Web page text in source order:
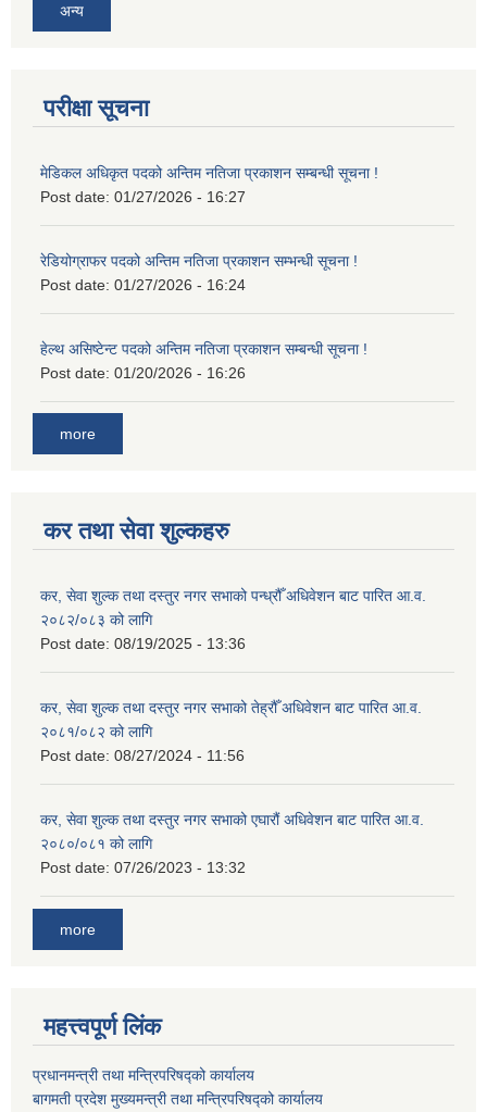
अन्य
परीक्षा सूचना
मेडिकल अधिकृत पदको अन्तिम नतिजा प्रकाशन सम्बन्धी सूचना !
Post date: 01/27/2026 - 16:27
रेडियोग्राफर पदको अन्तिम नतिजा प्रकाशन सम्भन्धी सूचना !
Post date: 01/27/2026 - 16:24
हेल्थ असिष्टेन्ट पदको अन्तिम नतिजा प्रकाशन सम्बन्धी सूचना !
Post date: 01/20/2026 - 16:26
more
कर तथा सेवा शुल्कहरु
कर, सेवा शुल्क तथा दस्तुर नगर सभाको पन्ध्रौँ अधिवेशन बाट पारित आ.व.
२०८२/०८३ को लागि
Post date: 08/19/2025 - 13:36
कर, सेवा शुल्क तथा दस्तुर नगर सभाको तेह्रौँ अधिवेशन बाट पारित आ.व.
२०८१/०८२ को लागि
Post date: 08/27/2024 - 11:56
कर, सेवा शुल्क तथा दस्तुर नगर सभाको एघारौं अधिवेशन बाट पारित आ.व.
२०८०/०८१ को लागि
Post date: 07/26/2023 - 13:32
more
महत्त्वपूर्ण लिंक
प्रधानमन्त्री तथा मन्त्रिपरिषद्को कार्यालय
बागमती प्रदेश मुख्यमन्त्री तथा मन्त्रिपरिषद्को कार्यालय